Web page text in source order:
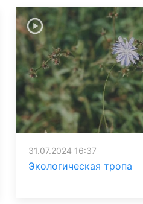
31.07.2024 16:37
Экологическая тропа